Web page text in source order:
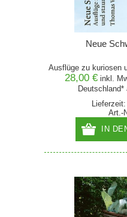
Neue
Ausflüge zu kuriosen
28,00 € inkl.
Deutschland*
Art.-
IN